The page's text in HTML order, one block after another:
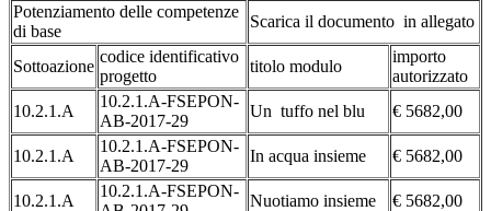
Potenziamento delle competenze
di base
Scarica il documento in allegato
Sottoazione
codice identificativo
progetto
titolo modulo
importo
autorizzato
10.2.1.A
10.2.1.A-FSEPON-
AB-2017-29
Un tuffo nel blu € 5682,00
10.2.1.A
10.2.1.A-FSEPON-
AB-2017-29
In acqua insieme € 5682,00
10.2.1.A
10.2.1.A-FSEPON-
Nuotiamo insieme € 5682,00